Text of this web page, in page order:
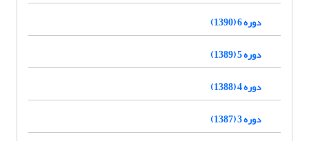
دوره 6 (1390)
دوره 5 (1389)
دوره 4 (1388)
دوره 3 (1387)